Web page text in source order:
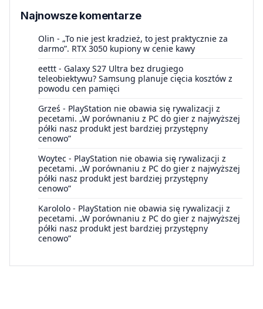
Najnowsze komentarze
Olin - „To nie jest kradzież, to jest praktycznie za
darmo”. RTX 3050 kupiony w cenie kawy
eettt - Galaxy S27 Ultra bez drugiego
teleobiektywu? Samsung planuje cięcia kosztów z
powodu cen pamięci
Grześ - PlayStation nie obawia się rywalizacji z
pecetami. „W porównaniu z PC do gier z najwyższej
półki nasz produkt jest bardziej przystępny
cenowo”
Woytec - PlayStation nie obawia się rywalizacji z
pecetami. „W porównaniu z PC do gier z najwyższej
półki nasz produkt jest bardziej przystępny
cenowo”
Karololo - PlayStation nie obawia się rywalizacji z
pecetami. „W porównaniu z PC do gier z najwyższej
półki nasz produkt jest bardziej przystępny
cenowo”